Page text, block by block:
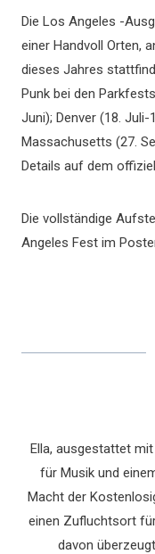
Die Los Angeles -
einer Handvoll Orten,
dieses Jahres
Punk bei den
Juni); Denver (18.
Massachusetts (27.
Details auf dem
Die vollständige
Angeles Fest im
Ella, ausgestattet
für Musik und
Macht der
einen Zufluchtsort
davon